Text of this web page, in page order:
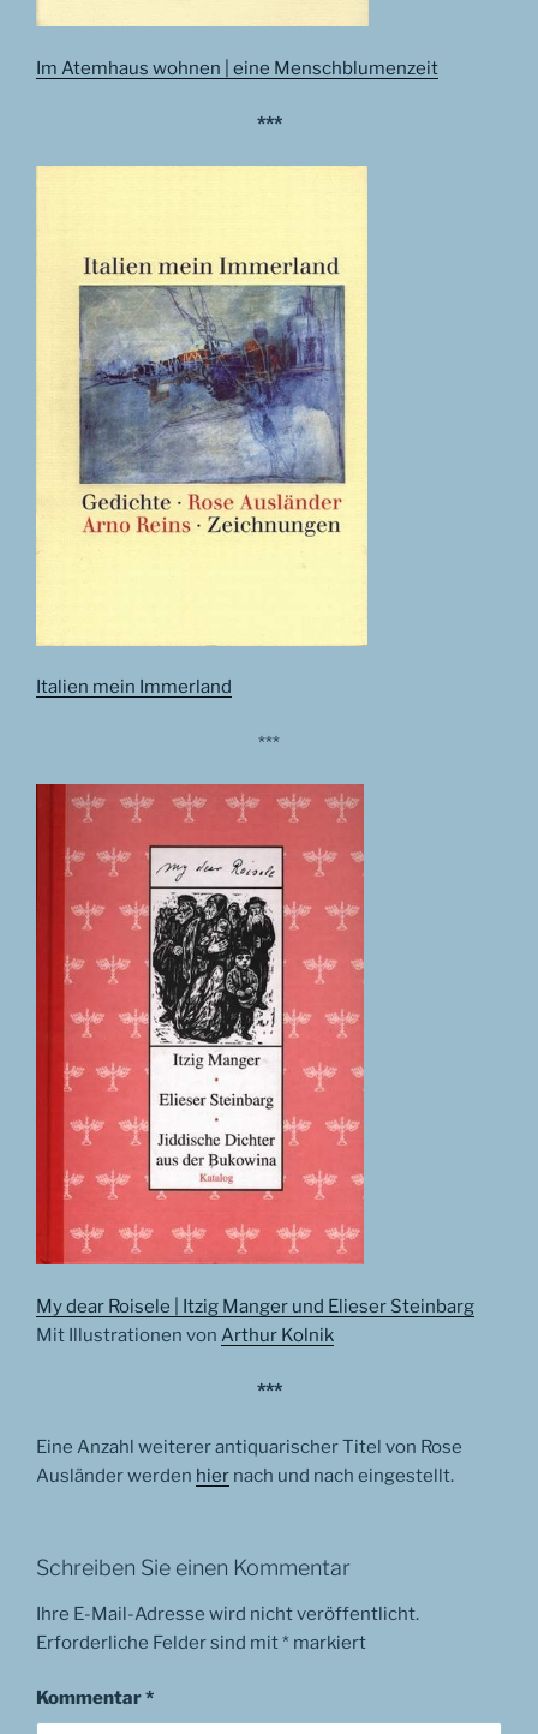
Im Atemhaus wohnen | eine Menschblumenzeit
***
Italien mein Immerland
***
My dear Roisele | Itzig Manger und Elieser Steinbarg
Mit Illustrationen von Arthur Kolnik
***
Eine Anzahl weiterer antiquarischer Titel von Rose
Ausländer werden hier nach und nach eingestellt.
Schreiben Sie einen Kommentar
Ihre E-Mail-Adresse wird nicht veröffentlicht.
Erforderliche Felder sind mit* markiert
Kommentar*